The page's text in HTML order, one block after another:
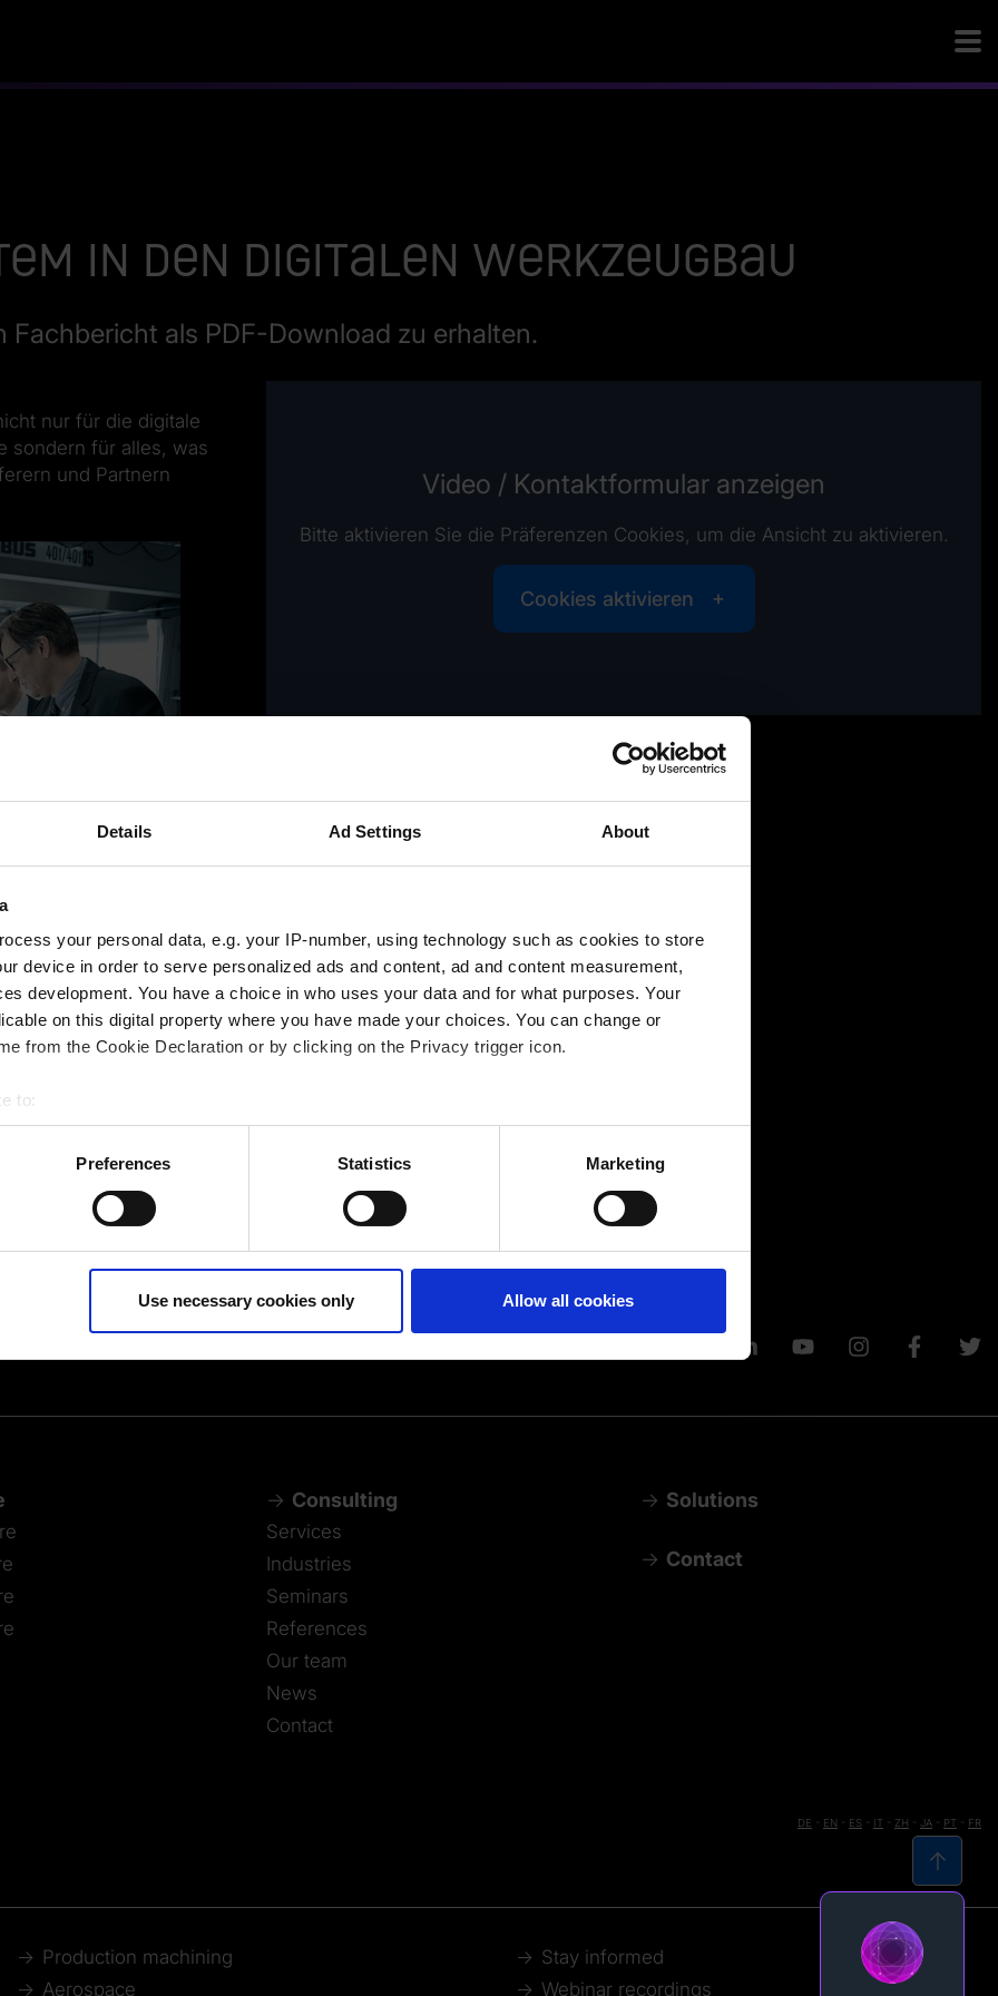
Details Ad Settings About
your personal data, e.g. your IP-number, using technology such as cookies to store
device in order to serve personalized ads and content, ad and content measurement,
development. You have a choice in who uses your data and for what purposes. Your
on this digital property where you have made your choices. You can change or
from the Cookie Declaration or by clicking on the Privacy trigger icon.
to:
your geographical location which can be accurate to within several meters
actively scanning it for specific characteristics (fingerprinting)
personal data is processed and set your preferences in the
Disclaimer of liability
Preferences Statistics Marketing
Use necessary cookies only Allow all cookies
in den digitalen Werkzeugbau
Fachbericht als PDF-Download zu erhalten.
nur für die digitale
sondern für alles, was
und Partnern
effizientere
Die Software liefert
und erstellt
fertigen.
Video / Kontaktformular anzeigen
Bitte aktivieren Sie die Präferenzen Cookies, um die Ansicht zu aktivieren.
Cookies aktivieren
Consulting
Services
Industries
Seminars
References
Our team
News
Contact
Solutions
Contact
DE EN ES IT ZH JA PT FR
Production machining
Stay informed
Aerospace Webinar recordings